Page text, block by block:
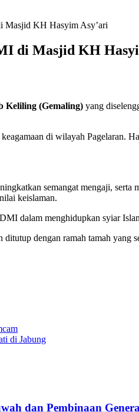
KH Hasyim Asy’ari
di Masjid KH
Keliling (Gemaling) yang
di wilayah Pagelaran.
semangat mengaji,
keislaman.
dalam menghidupkan syiar
dengan ramah tamah yang
di Jabung
dan Pembinaan